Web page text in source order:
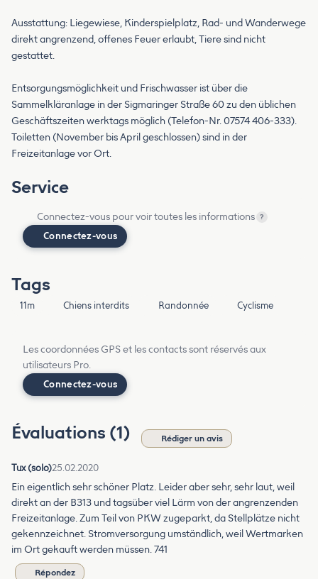
Ausstattung: Liegewiese, Kinderspielplatz, Rad- und Wanderwege
direkt angrenzend, offenes Feuer erlaubt, Tiere sind nicht
gestattet.
Entsorgungsmöglichkeit und Frischwasser ist über die
Sammelkläranlage in der Sigmaringer Straße 60 zu den üblichen
Geschäftszeiten werktags möglich (Telefon-Nr. 07574 406-333).
Toiletten (November bis April geschlossen) sind in der
Freizeitanlage vor Ort.
Service
Connectez-vous pour voir toutes les informations ?
Connectez-vous
Tags
11m Chiens interdits Randonnée Cyclisme
Les coordonnées GPS et les contacts sont réservés aux
utilisateurs Pro.
Connectez-vous
Évaluations (1) Rédiger un avis
Tux (solo)25.02.2020
Ein eigentlich sehr schöner Platz. Leider aber sehr, sehr laut, weil
direkt an der B313 und tagsüber viel Lärm von der angrenzenden
Freizeitanlage. Zum Teil von PKW zugeparkt, da Stellplätze nicht
gekennzeichnet. Stromversorgung umständlich, weil Wertmarken
im Ort gekauft werden müssen. 741
Répondez